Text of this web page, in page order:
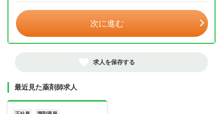
次に進む
求人を保存する
最近見た薬剤師求人